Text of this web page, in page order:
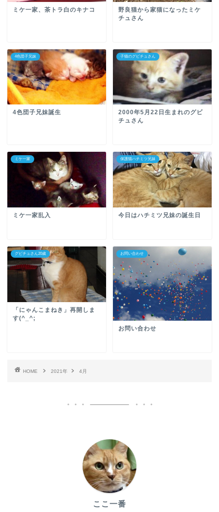
ミケ一家、茶トラ白のキナコ
野良猫から家猫になったミケ
チュさん
4色団子兄妹
4色団子兄妹誕生
子猫のグビチュさん
2000年5月22日生まれのグビ
チュさん
ミケ一家
ミケ一家乱入
保護猫ハチミツ兄妹
今日はハチミツ兄妹の誕生日
グビチュさん20歳
「にゃんこまねき」再開しま
す(^_^;
お問い合わせ
お問い合わせ
HOME 2021年 4月
ここ一番